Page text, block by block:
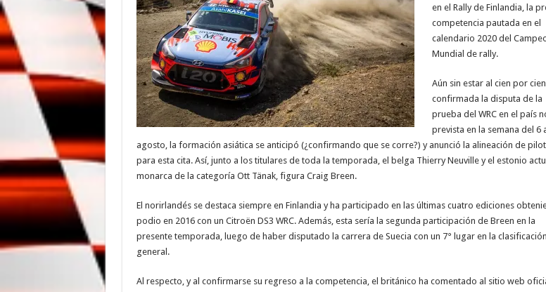
en el Rally de Finlandia, la
competencia pautada en el
calendario 2020 del
Mundial de rally.
Aún sin estar al cien por cien
confirmada la disputa de la
prueba del WRC en el país
prevista en la semana del 6
agosto, la formación asiática se anticipó (¿confirmando que se corre?) y anunció la alineación de
para esta cita. Así, junto a los titulares de toda la temporada, el belga Thierry Neuville y el estonio
monarca de la categoría Ott Tänak, figura Craig Breen.
El norirlandés se destaca siempre en Finlandia y ha participado en las últimas cuatro ediciones
podio en 2016 con un Citroën DS3 WRC. Además, esta sería la segunda participación de Breen en la
presente temporada, luego de haber disputado la carrera de Suecia con un 7° lugar en la clasificación
general.
Al respecto, y al confirmarse su regreso a la competencia, el británico ha comentado al sitio web